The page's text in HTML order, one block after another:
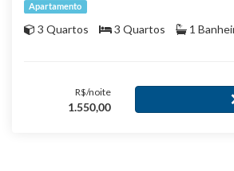
Apartamento
3 Quartos 3 Quartos 1
R$/noite
1.550,00